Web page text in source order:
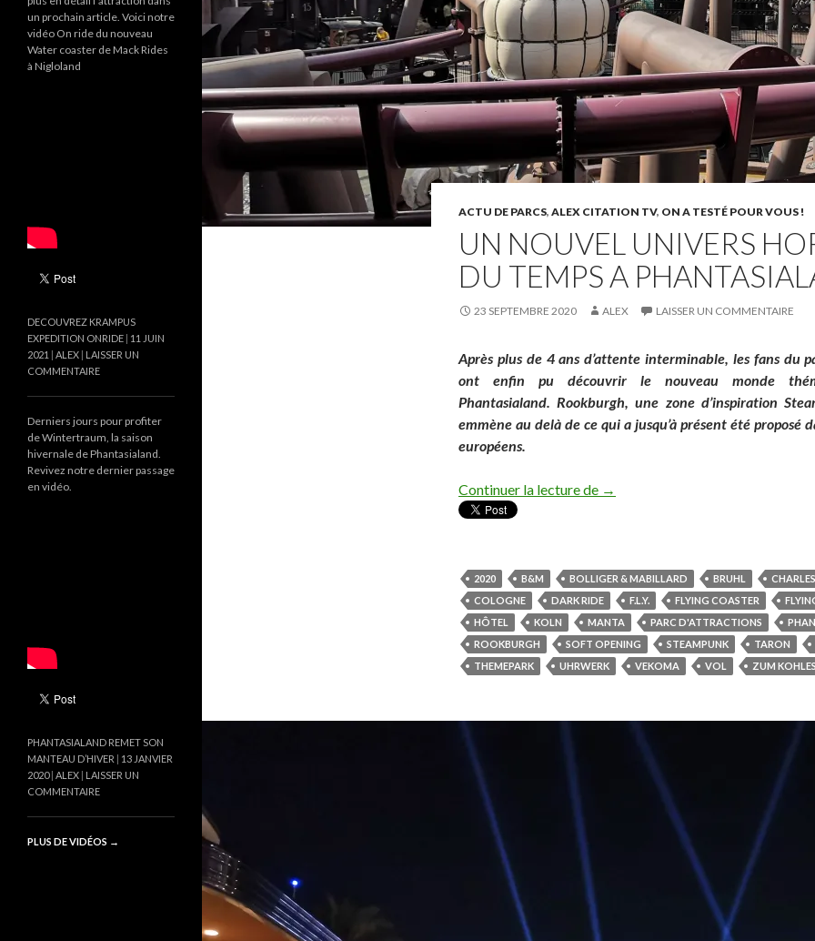
ACTU DE PARCS, ALEX CITATION TV, ON A TESTÉ POUR VOUS !
UN NOUVEL UNIVERS
DU TEMPS A
23 SEPTEMBRE 2020 ALEX LAISSER UN COMMENTAIRE
Après plus de 4 ans d’attente interminable, les fans du
ont enfin pu découvrir le nouveau monde
Phantasialand. Rookburgh, une zone d’inspiration
emmène au delà de ce qui a jusqu’à présent été proposé
européens.
Continuer la lecture de Un nouvel univers hors du temps
→
2020 B&M BOLLIGER & MABILLARD BRUHL
COLOGNE
DARK RIDE F.L.Y. FLYING COASTER
HÔTEL
KOLN MANTA PARC D'ATTRACTIONS
ROOKBURGH
SOFT OPENING STEAMPUNK
TARON
THEMEPARK
UHRWERK VEKOMA VOL ZUM
un prochain article. Voici notre
vidéo On ride du nouveau
Water coaster de Mack Rides
à Nigloland
DECOUVREZ KRAMPUS
EXPEDITION ONRIDE
11 JUIN
2021
ALEX
LAISSER UN
COMMENTAIRE
Derniers jours pour profiter
de Wintertraum, la saison
hivernale de Phantasialand.
Revivez notre dernier passage
en vidéo.
PHANTASIALAND REMET SON
MANTEAU D’HIVER
13 JANVIER
2020 ALEX
LAISSER UN
COMMENTAIRE
PLUS DE VIDÉOS →